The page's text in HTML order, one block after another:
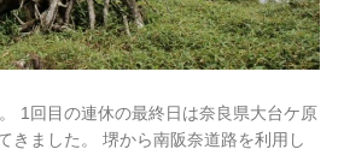
1回目の連休の最終日は奈良県大台ケ原
きました。 堺から南阪奈道路を利用し